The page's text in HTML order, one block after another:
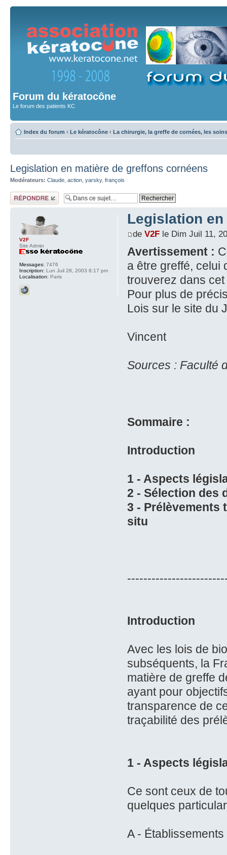
Forum du kératocône
Le forum des patients KC
Index du forum ‹ Le kératocône ‹ La chirurgie, la greffe de cornées, les
Legislation en matière de greffons cornéens
Modérateurs: Claude action yarsky, françois
Répondre
Legislation
de V2Fle Dim Juil 11,
Avertissement :
a être greffé, celui
trouverez dans
Pour plus de
Lois sur le site du
Vincent
Sources : Faculté
Sommaire :
Introduction
1 - Aspects
2 - Sélection des
3 - Prélèvements
situ
Introduction
Avec les lois de
subséquents, la
matière de greffe
ayant pour
transparence de
traçabilité des
1 - Aspects
Ce sont ceux de
quelques
A -
V2F
Site Admin
Messages: 7476
Inscription: Lun Juil 28, 2003 8:17 pm
Localisation: Paris